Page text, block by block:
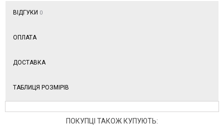
ВІДГУКИ 0
ОПЛАТА
ДОСТАВКА
ТАБЛИЦЯ РОЗМІРІВ
ПОКУПЦІ ТАКОЖ КУПУЮТЬ: